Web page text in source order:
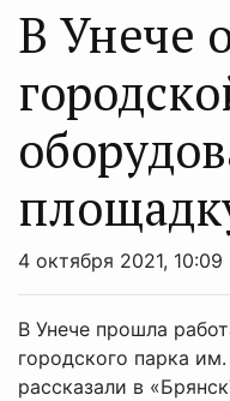
В Унече
4 октября 2021, 10:09 |
В Унече прошла
городского парка
рассказали в